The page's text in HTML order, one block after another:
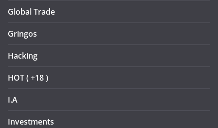
Global Trade
Gringos
Hacking
HOT ( +18 )
I.A
Investments